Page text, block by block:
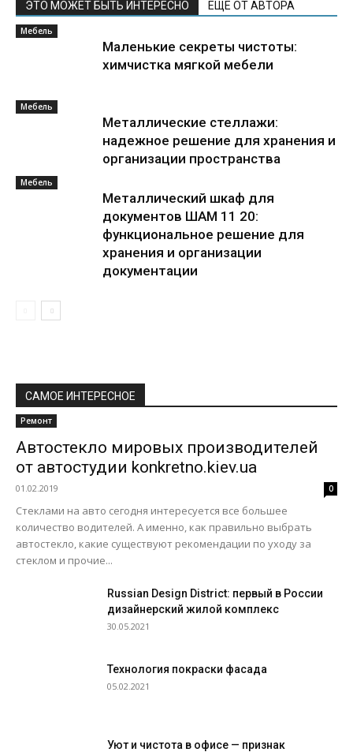
ЭТО МОЖЕТ БЫТЬ ИНТЕРЕСНО ЕЩЕ ОТ АВТОРА
Мебель
Маленькие секреты чистоты:
химчистка мягкой мебели
Мебель
Металлические стеллажи:
надежное решение для хранения и
организации пространства
Мебель
Металлический шкаф для
документов ШАМ 11 20:
функциональное решение для
хранения и организации
документации
САМОЕ ИНТЕРЕСНОЕ
Ремонт
Автостекло мировых производителей
от автостудии konkretno.kiev.ua
01.02.2019 0
Стеклами на авто сегодня интересуется все большее
количество водителей. А именно, как правильно выбрать
автостекло, какие существуют рекомендации по уходу за
стеклом и прочие...
Russian Design District: первый в России
дизайнерский жилой комплекс
30.05.2021
Технология покраски фасада
05.02.2021
Уют и чистота в офисе — признак